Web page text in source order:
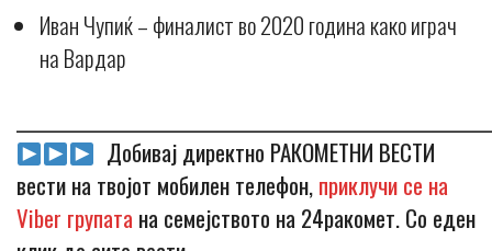
Иван Чупиќ – финалист во 2020 година како играч
на Вардар
Добивај директно РАКОМЕТНИ ВЕСТИ
вести на твојот мобилен телефон,приклучи се на
Viber групата на семејството на 24ракомет. Со еден